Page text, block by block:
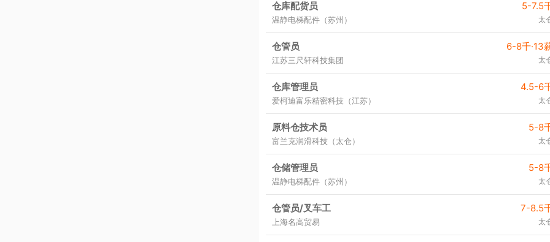
仓库配货员 5-7.5
温静电梯配件（苏州） 太
仓管员 6-8千·13
江苏三尺轩科技集团 太
仓库管理员 4.5-6
爱柯迪富乐精密科技（江苏） 太
原料仓技术员 5-8
富兰克润滑科技（太仓） 太
仓储管理员 5-8
温静电梯配件（苏州） 太
仓管员/叉车工 7-8.5
上海名高贸易 太